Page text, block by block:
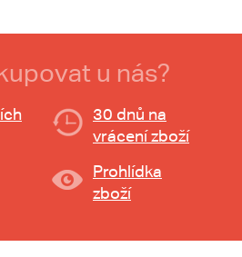
u nás?
30 dnů na
vrácení zboží
Prohlídka
zboží